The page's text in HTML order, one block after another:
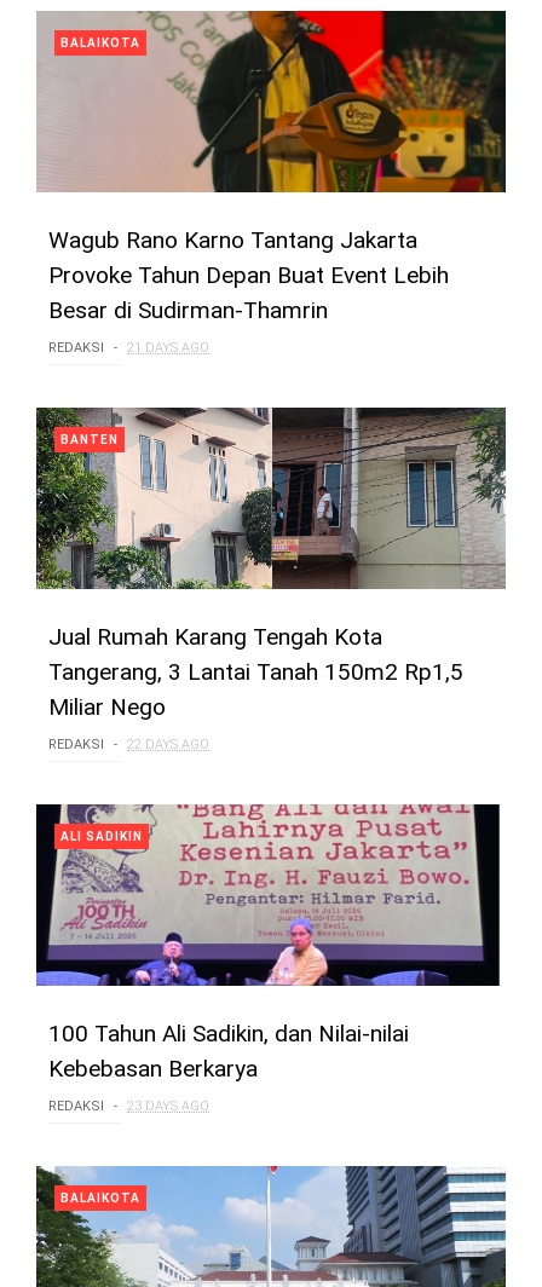
BALAIKOTA
Wagub Rano Karno Tantang Jakarta
Provoke Tahun Depan Buat Event Lebih
Besar di Sudirman-Thamrin
REDAKSI 21 DAYS AGO
BANTEN
Jual Rumah Karang Tengah Kota
Tangerang, 3 Lantai Tanah 150m2 Rp1,5
Miliar Nego
REDAKSI 22 DAYS AGO
ALI SADIKIN
100 Tahun Ali Sadikin, dan Nilai-nilai
Kebebasan Berkarya
REDAKSI 23 DAYS AGO
BALAIKOTA